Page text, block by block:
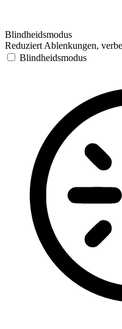
Blindheidsmodus
Reduziert Ablenkungen,
Blindheidsmodus